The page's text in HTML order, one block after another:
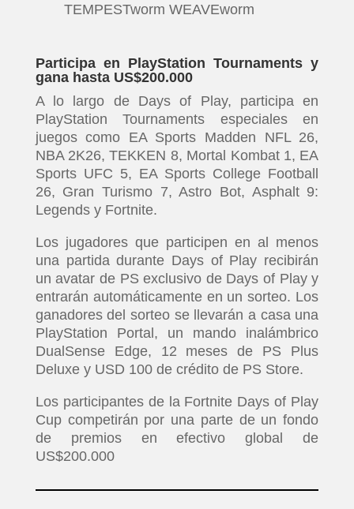
INICIO
PELICULAS
TEMPESTworm WEAVEworm
Participa en PlayStation Tournaments y
gana hasta US$200.000
A lo largo de Days of Play, participa en
PlayStation Tournaments especiales en
juegos como EA Sports Madden NFL 26,
NBA 2K26, TEKKEN 8, Mortal Kombat 1, EA
Sports UFC 5, EA Sports College Football
26, Gran Turismo 7, Astro Bot, Asphalt 9:
Legends y Fortnite.
Los jugadores que participen en al menos
una partida durante Days of Play recibirán
un avatar de PS exclusivo de Days of Play y
entrarán automáticamente en un sorteo. Los
ganadores del sorteo se llevarán a casa una
PlayStation Portal, un mando inalámbrico
DualSense Edge, 12 meses de PS Plus
Deluxe y USD 100 de crédito de PS Store.
Los participantes de la Fortnite Days of Play
Cup competirán por una parte de un fondo
de premios en efectivo global de
US$200.000